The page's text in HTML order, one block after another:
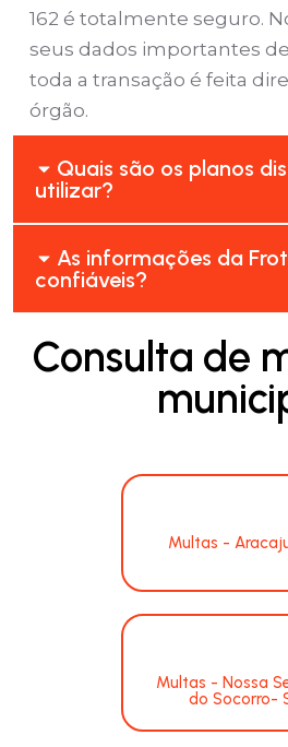
162 é totalmente seguro.
seus dados importantes
toda a transação é feita
órgão.
Quais são os planos
utilizar?
As informações da
confiáveis?
Consulta de
Multas -
Multas - Nossa
do Socorro-